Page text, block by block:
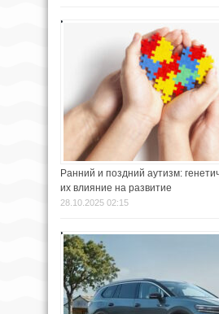
Ранний и поздний аутизм:
их влияние на развитие
28.10.2025 02:15